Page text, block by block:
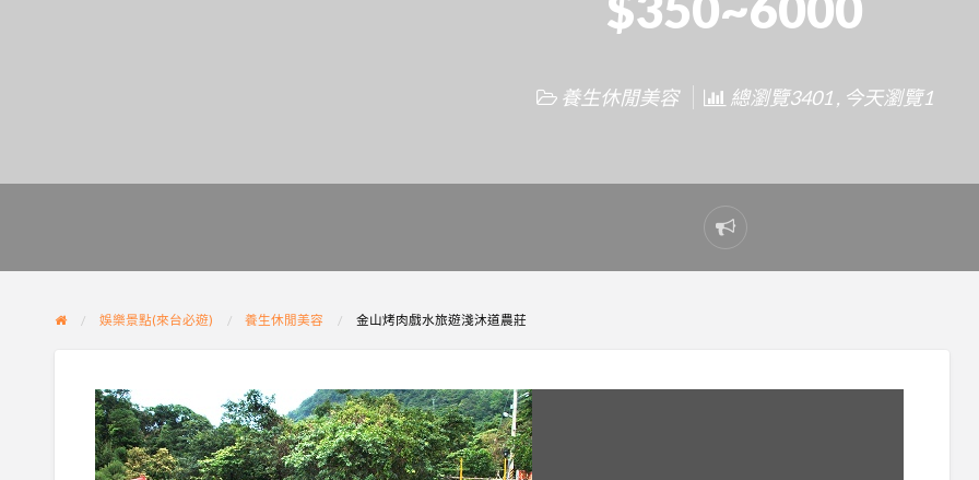
養生休閒美容 總瀏覽3401 , 今天瀏覽1
Report
problem
娛樂景點(來台必遊) 養生休閒美容 金山烤肉戲水旅遊淺沐道農莊